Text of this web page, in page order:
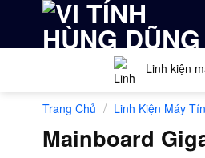
nội
Linh kiện
Trang Chủ / Linh Kiện Máy
Mainboard